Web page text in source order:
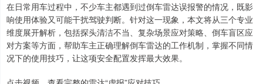
在日常用车过程中，不少车主都遇到过倒车雷达误报警的情况，既影
响使用体验又可能干扰驾驶判断。针对这一现象，本文将从三个专业
维度展开解析，包括探头清洁不当、复杂场景应对策略、倒车盲区应
对方案等方面，帮助车主正确理解倒车雷达的工作机制，掌握不同情
况下的使用技巧，让这项安全配置发挥最大效果。